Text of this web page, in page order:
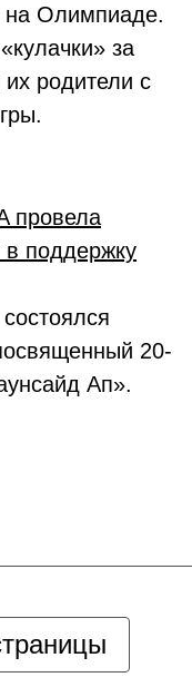
на Олимпиаде.
за
родители с
провела
в поддержку
20-
Ап».